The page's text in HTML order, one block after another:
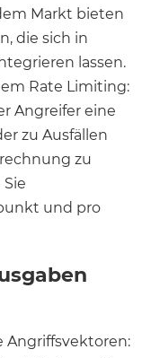
Markt bieten
die sich in
lassen.
Rate Limiting:
Angreifer eine
zu Ausfällen
zu
und pro
Angriffsvektoren: